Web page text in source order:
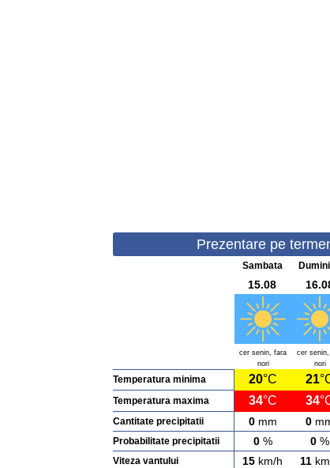
Prezentare pe
Sambata
15.08
cer senin, fara
nori
cer
nori
Temperatura minima 20°C 21
Temperatura maxima 34°C 34
Cantitate precipitatii 0mm 0
Probabilitate precipitatii 0% 0%
Viteza vantului 15 km/h 11